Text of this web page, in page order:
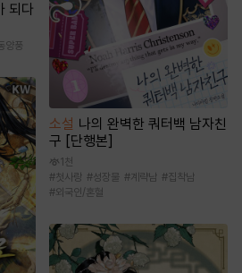
되다
양풍
소설 나의 완벽한 쿼터백 남자친
구 [단행본]
1천
#첫사랑 #성장물 #계략남 #집착남
#외국인/혼혈